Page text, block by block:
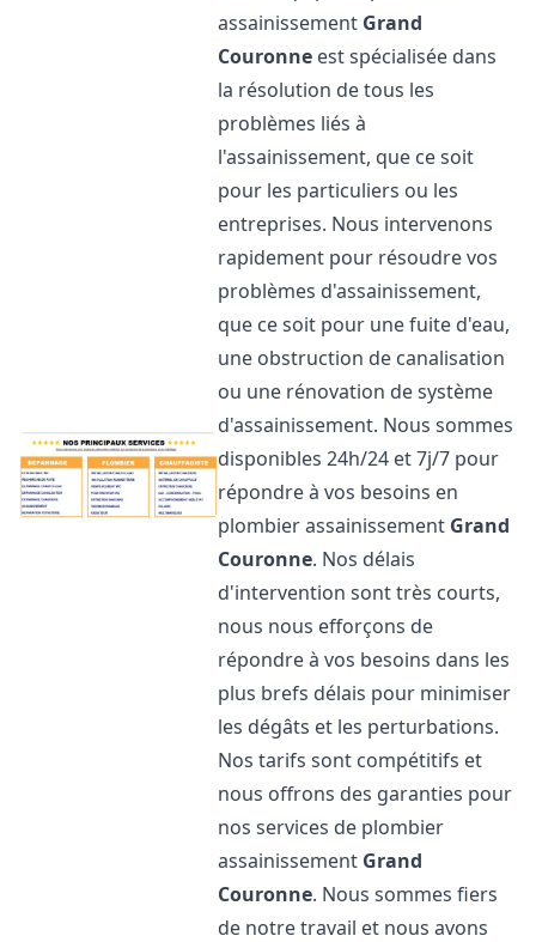
assainissement Grand
Couronne est spécialisée dans
la résolution de tous les
problèmes liés à
l'assainissement, que ce soit
pour les particuliers ou les
entreprises. Nous intervenons
rapidement pour résoudre vos
problèmes d'assainissement,
que ce soit pour une fuite d'eau,
une obstruction de canalisation
ou une rénovation de système
d'assainissement. Nous sommes
disponibles 24h/24 et 7j/7 pour
répondre à vos besoins en
plombier assainissement Grand
Couronne. Nos délais
d'intervention sont très courts,
nous nous efforçons de
répondre à vos besoins dans les
plus brefs délais pour minimiser
les dégâts et les perturbations.
Nos tarifs sont compétitifs et
nous offrons des garanties pour
nos services de plombier
assainissement Grand
Couronne. Nous sommes fiers
de notre travail et nous avons